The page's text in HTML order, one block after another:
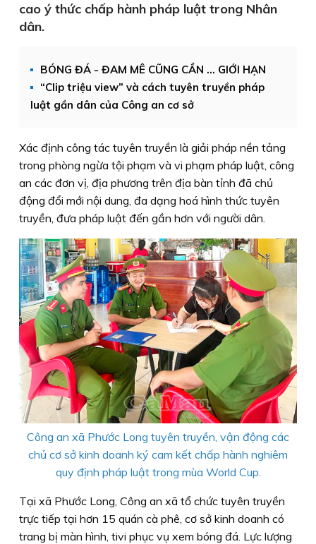
cao ý thức chấp hành pháp luật trong Nhân
dân.
BÓNG ĐÁ - ĐAM MÊ CŨNG CẦN … GIỚI HẠN
“Clip triệu view” và cách tuyên truyền pháp
luật gần dân của Công an cơ sở
Xác định công tác tuyên truyền là giải pháp nền tảng
trong phòng ngừa tội phạm và vi phạm pháp luật, công
an các đơn vị, địa phương trên địa bàn tỉnh đã chủ
động đổi mới nội dung, đa dạng hoá hình thức tuyên
truyền, đưa pháp luật đến gần hơn với người dân.
Công an xã Phước Long tuyên truyền, vận động các
chủ cơ sở kinh doanh ký cam kết chấp hành nghiêm
quy định pháp luật trong mùa World Cup.
Tại xã Phước Long, Công an xã tổ chức tuyên truyền
trực tiếp tại hơn 15 quán cà phê, cơ sở kinh doanh có
trang bị màn hình, tivi phục vụ xem bóng đá. Lực lượng